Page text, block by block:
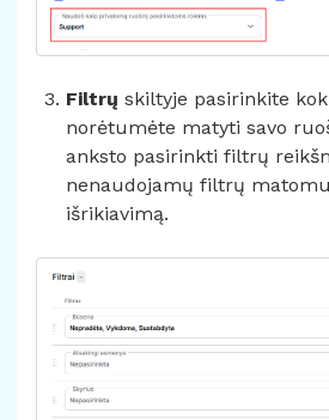
Filtrų skiltyje pasirinkite
norėtumėte matyti savo
anksto pasirinkti filtrų
nenaudojamų filtrų
išrikiavimą.